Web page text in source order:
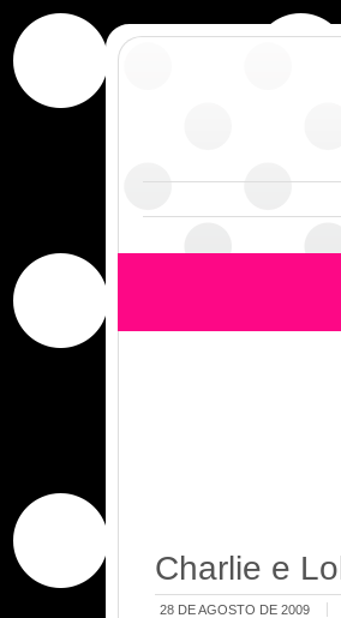
Charlie e
28 DE AGOSTO DE 2009